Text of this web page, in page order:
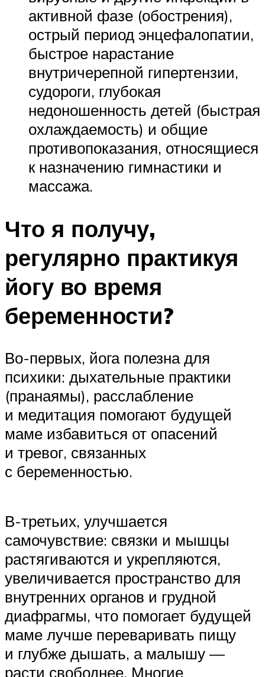
активной фазе (обострения),
острый период энцефалопатии,
быстрое нарастание
внутричерепной гипертензии,
судороги, глубокая
недоношенность детей (быстрая
охлаждаемость) и общие
противопоказания, относящиеся
к назначению гимнастики и
массажа.
Что я получу,
регулярно практикуя
йогу во время
беременности?
Во-первых, йога полезна для
психики: дыхательные практики
(пранаямы), расслабление
и медитация помогают будущей
маме избавиться от опасений
и тревог, связанных
с беременностью.
В-третьих, улучшается
самочувствие: связки и мышцы
растягиваются и укрепляются,
увеличивается пространство для
внутренних органов и грудной
диафрагмы, что помогает будущей
маме лучше переваривать пищу
и глубже дышать, а малышу —
расти свободнее. Многие